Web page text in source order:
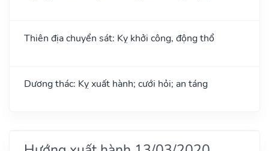
Thiên địa chuyển sát: Kỵ khởi công, động thổ
Dương thác: Kỵ xuất hành; cưới hỏi; an táng